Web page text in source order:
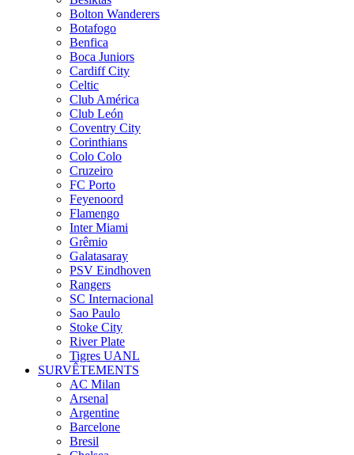
Bolton Wanderers
Botafogo
Benfica
Boca Juniors
Cardiff City
Celtic
Club América
Club León
Coventry City
Corinthians
Colo Colo
Cruzeiro
FC Porto
Feyenoord
Flamengo
Inter Miami
Grêmio
Galatasaray
PSV Eindhoven
Rangers
SC Internacional
Sao Paulo
Stoke City
River Plate
Tigres UANL
SURVÊTEMENTS
AC Milan
Arsenal
Argentine
Barcelone
Bresil